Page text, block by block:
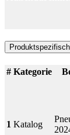
# Kategorie
1 Katalog